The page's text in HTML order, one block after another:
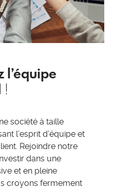
l’équipe
!
société à taille
l’esprit d’équipe et
Rejoindre notre
dans une
et en pleine
croyons fermement